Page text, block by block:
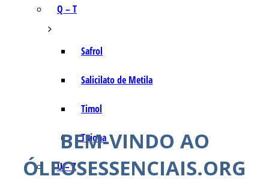
Q – T
Safrol
Salicilato de Metila
Timol
Tujona
U – Z
BEM-VINDO AO
ÓLEOSESSENCIAIS.ORG